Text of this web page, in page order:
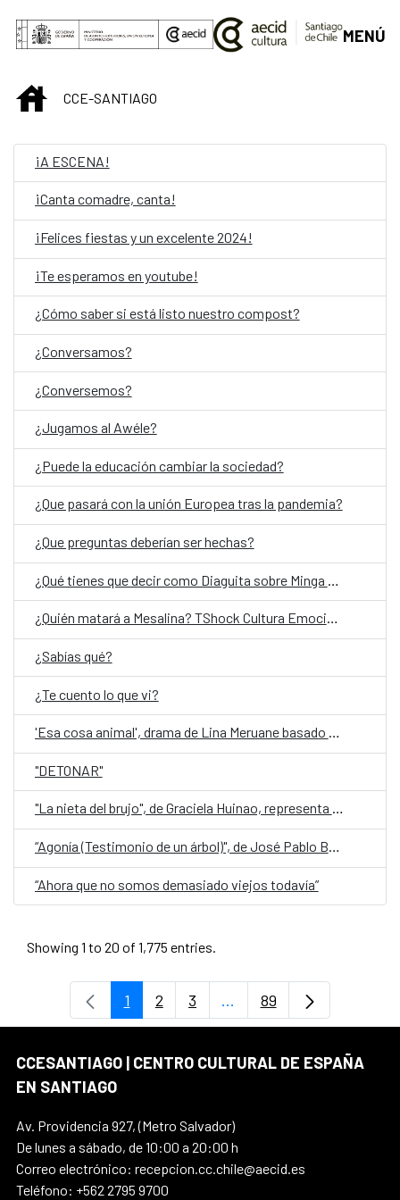
Skip to Main Content
MENÚ
INICIOCCE-SANTIAGO
¡A ESCENA!
¡Canta comadre, canta!
¡Felices fiestas y un excelente 2024!
¡Te esperamos en youtube!
¿Cómo saber si está listo nuestro compost?
¿Conversamos?
¿Conversemos?
¿Jugamos al Awéle?
¿Puede la educación cambiar la sociedad?
¿Que pasará con la unión Europea tras la pandemia?
¿Que preguntas deberían ser hechas?
¿Quién matará a Mesalina? TShock Cultura Emocional- ESP (Entrada liberada)
¿Sabías qué?
¿Te cuento lo que vi?
'Esa cosa animal', drama de Lina Meruane basado en su ensayo 'Contra los hijos'
"DETONAR"
"La nieta del brujo", de Graciela Huinao, representa a Chile en la quinta edición de Cuentos en Red
“Agonía (Testimonio de un árbol)", de José Pablo Bejarano, representa a Guatemala en la quinta edición de Cuentos en Red
“Ahora que no somos demasiado viejos todavía”
Showing 1 to 20 of 1,775 entries.
Page
1 Page
2 Page
3 ...Intermediate Pages Use
Page
89
CCESANTIAGO | CENTRO CULTURAL DE ESPAÑA
EN SANTIAGO
Av. Providencia 927, (Metro Salvador)
De lunes a sábado, de 10:00 a 20:00 h
Correo electrónico: recepcion.cc.chile@aecid.es
Teléfono: +562 2795 9700